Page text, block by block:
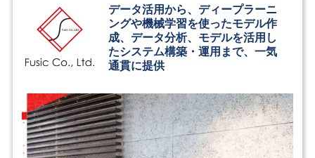
データ活用から、ディープラーニ
ングや機械学習を使ったモデル作
成、データ分析、モデルを活用し
たシステム構築・運用まで、一気
通貫に提供